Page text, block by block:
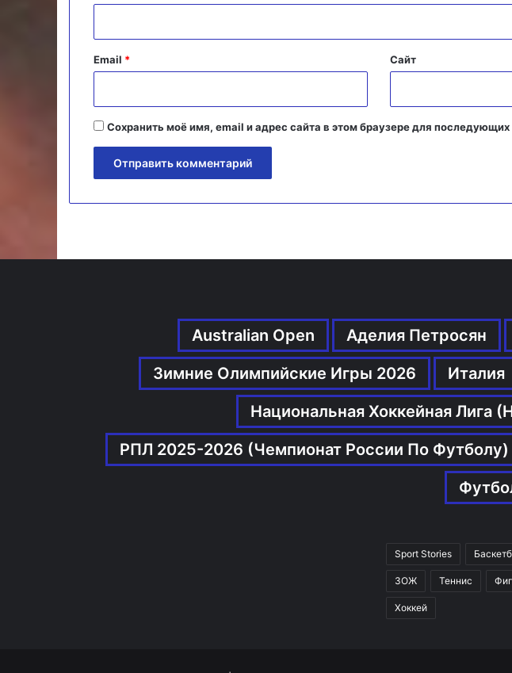
й
Email * Сайт
Сохранить моё имя, email и адрес сайта в этом браузере для
Australian Open Аделия Петросян
Зимние Олимпийские Игры 2026
Италия
Национальная Хоккейная Лига
РПЛ 2025-2026 (Чемпионат России По Футболу)
Sport Stories
ЗОЖ Теннис
Хоккей